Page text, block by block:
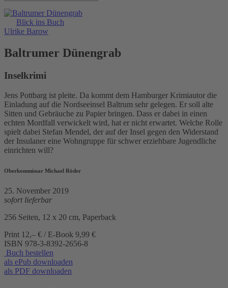
Blick ins Buch
Ulrike Barow
Baltrumer Dünengrab
Inselkrimi
Jens Pottbarg ist pleite. Da kommt dem Hamburger Krimiautor die
Einladung auf die Nordseeinsel Baltrum sehr gelegen. Er soll alte
Sitten und Gebräuche zu Papier bringen. Dass er dabei in einen
echten Mordfall verwickelt wird, hat er nicht erwartet. Welche Rolle
spielt dabei Stefan Mendel, der auf der Insel gegen den Widerstand
der Insulaner eine Wohngruppe für schwer erziehbare Jugendliche
einrichten will?
Oberkommissar Michael Röder
25. November 2019
sofort lieferbar
256 Seiten, 12 x 20 cm, Paperback
Print 12,– € / E-Book 9,99 €
ISBN 978-3-8392-2656-8
Buch bestellen
als ePub downloaden
als PDF downloaden